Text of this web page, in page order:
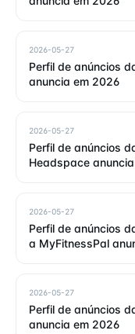
2026-05-27
Perfil de anúncios
anuncia em 2026
2026-05-27
Perfil de anúncios
Headspace
2026-05-27
Perfil de anúncios
a MyFitnessPal
2026-05-27
Perfil de anúncios
anuncia em 2026